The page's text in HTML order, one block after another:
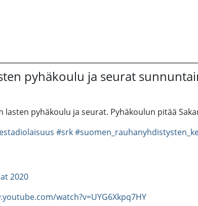
pyhäkoulu ja seurat
lasten pyhäkoulu ja seurat. Pyhäkoulun pitää
#srk
2020
watch?v=UYG6Xkpq7HY